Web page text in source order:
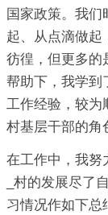
国家政策。我们
起、从点滴做起
彷徨，但更多的
帮助下，我学到
工作经验，较为
村基层干部的角
在工作中，我努
_村的发展尽了
习情况作如下总